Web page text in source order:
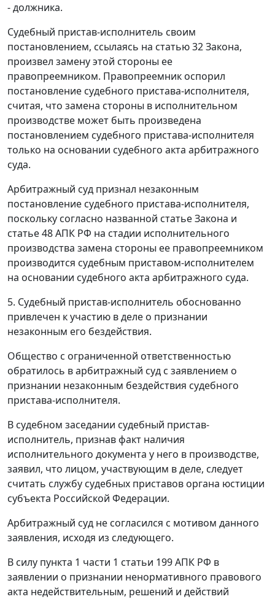
- должника.
Судебный пристав-исполнитель своим
постановлением, ссылаясь на статью 32Закона,
произвел замену этой стороны ее
правопреемником. Правопреемник оспорил
постановление судебного пристава-исполнителя,
считая, что замена стороны в исполнительном
производстве может быть произведена
постановлением судебного пристава-исполнителя
только на основании судебного акта арбитражного
суда.
Арбитражный суд признал незаконным
постановление судебного пристава-исполнителя,
поскольку согласно названной статьеЗакона и
статье 48АПК РФ на стадии исполнительного
производства замена стороны ее правопреемником
производится судебным приставом-исполнителем
на основании судебного акта арбитражного суда.
5. Судебный пристав-исполнитель обоснованно
привлечен к участию в деле о признании
незаконным его бездействия.
Общество с ограниченной ответственностью
обратилось в арбитражный суд с заявлением о
признании незаконным бездействия судебного
пристава-исполнителя.
В судебном заседании судебный пристав-
исполнитель, признав факт наличия
исполнительного документа у него в производстве,
заявил, что лицом, участвующим в деле, следует
считать службу судебных приставов органа юстиции
субъекта Российской Федерации.
Арбитражный суд не согласился с мотивом данного
заявления, исходя из следующего.
В силу пункта 1 части 1 статьи 199АПК РФ в
заявлении о признании ненормативного правового
акта недействительным, решений и действий